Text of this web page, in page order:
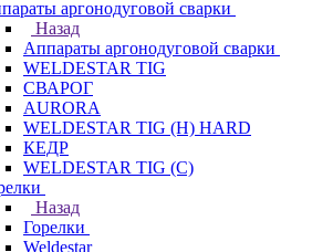
аргонодуговой сварки
Назад
Аппараты аргонодуговой сварки
WELDESTAR TIG
СВАРОГ
AURORA
WELDESTAR TIG (H) HARD
КЕДР
WELDESTAR TIG (С)
Назад
Горелки
Weldestar